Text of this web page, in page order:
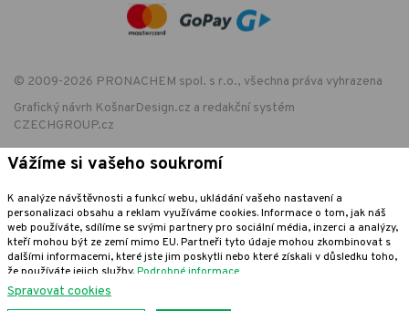
© 2009-2026 PRONACHEM spol. s r.o., všechna práva vyhrazena
Grafický návrh KošnarDesign.cz a redakční systém
CZECHGROUP.cz
EET - označení provozovny:
Podle zákona o evidenci tržeb je prodávající povinen vystavit kupujícímu
účtenku. Zároveň je povinen zaevidovat přijatou tržbu u správce daně
online; v případě technického výpadku pak nejpozději do 48 hodin.
Vážíme si vašeho soukromí
K analýze návštěvnosti a funkcí webu, ukládání vašeho nastavení a
personalizaci obsahu a reklam využíváme cookies. Informace o tom, jak náš
web používáte, sdílíme se svými partnery pro sociální média, inzerci a analýzy,
kteří mohou být ze zemí mimo EU. Partneři tyto údaje mohou zkombinovat s
dalšími informacemi, které jste jim poskytli nebo které získali v důsledku toho,
že používáte jejich služby.Podrobné informace
Spravovat cookies